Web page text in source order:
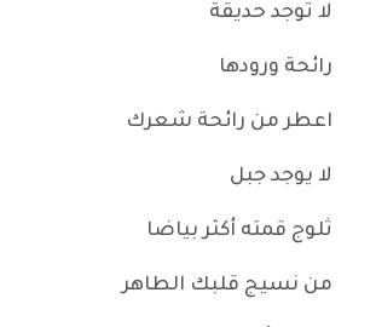
لا توجد حديقة
رائحة ورودها
اعطر من رائحة شعرك
لا يوجد جبل
ثلوج قمته أكثر بياضا
من نسيج قلبك الطاهر